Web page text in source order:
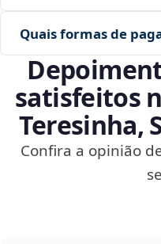
Quais formas de
satisfeitos
Teresinha,
Confira a opinião